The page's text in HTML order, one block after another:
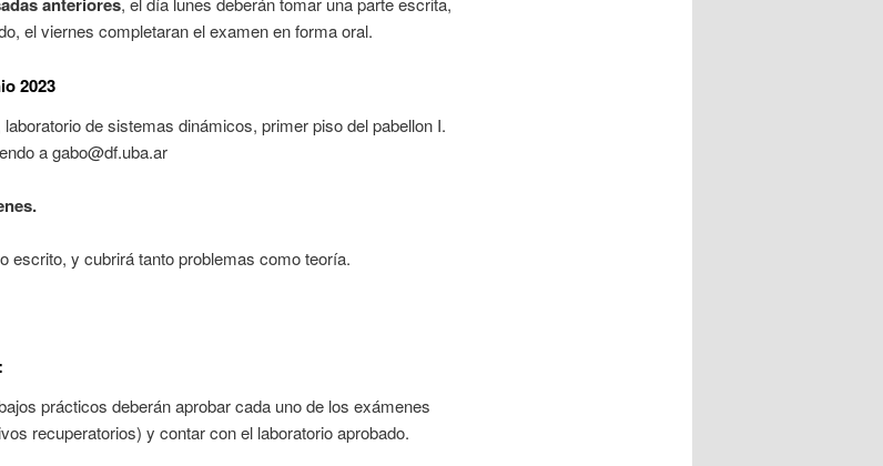
el viernes completaran el examen en forma oral.
2023
de sistemas dinámicos, primer piso del pabellon I.
a gabo@df.uba.ar
escrito, y cubrirá tanto problemas como teoría.
prácticos deberán aprobar cada uno de los exámenes
recuperatorios) y contar con el laboratorio aprobado.